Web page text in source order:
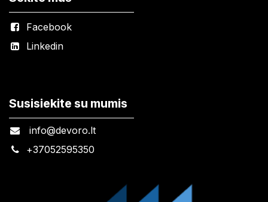
Facebook
Linkedin
Susisiekite su mumis
info@devoro.lt
+37052595350